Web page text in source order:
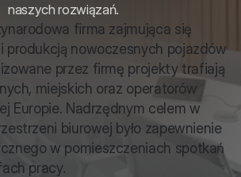
naszych rozwiązań.
firma zajmująca się
produkcją nowoczesnych pojazdów
przez firmę projekty trafiają
miejskich oraz operatorów
Europie. Nadrzędnym celem w
biurowej było zapewnienie
w pomieszczeniach spotkań
pracy.